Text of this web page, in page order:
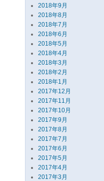
2018年9月
2018年8月
2018年7月
2018年6月
2018年5月
2018年4月
2018年3月
2018年2月
2018年1月
2017年12月
2017年11月
2017年10月
2017年9月
2017年8月
2017年7月
2017年6月
2017年5月
2017年4月
2017年3月